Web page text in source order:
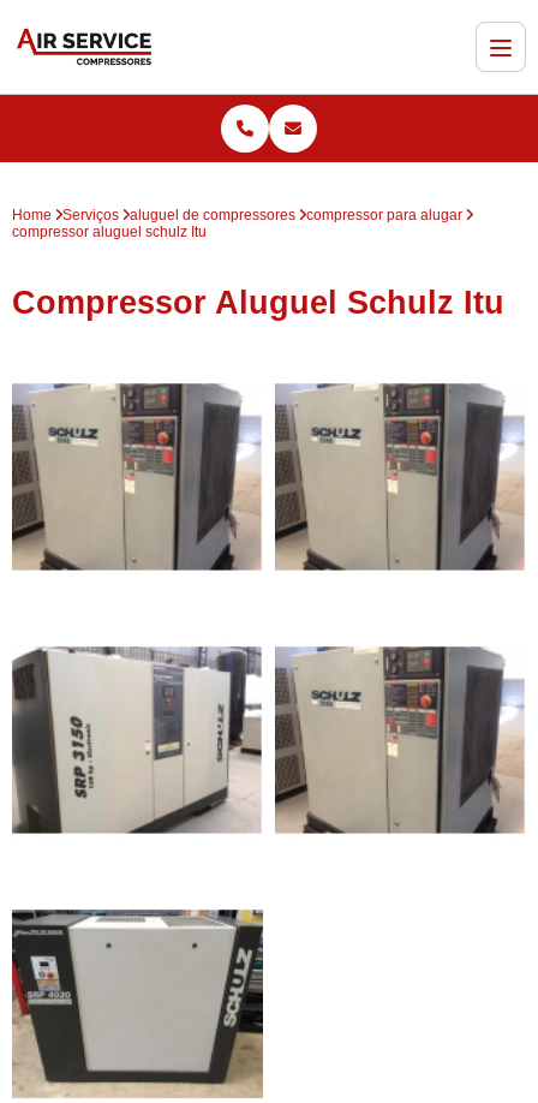
Home Serviços aluguel de compressores
compressor para alugar
compressor aluguel schulz Itu
Compressor Aluguel Schulz Itu